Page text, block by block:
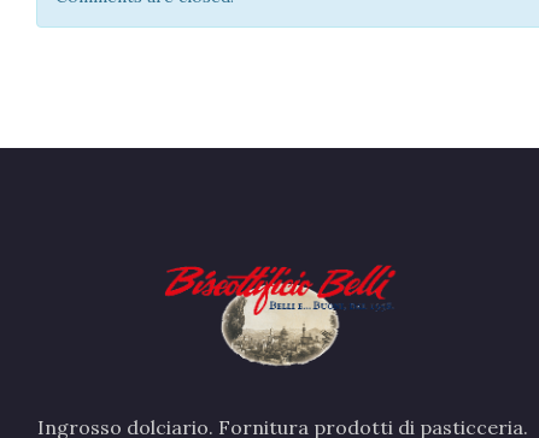
Ingrosso dolciario. Fornitura prodotti di pasticceria.